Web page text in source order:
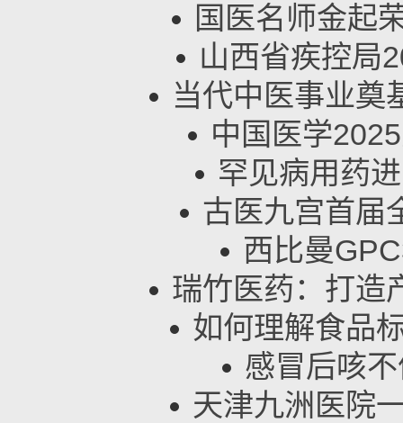
国医名师金起
山西省疾控局
当代中医事业
中国医学
罕见病用药
古医九宫首届
西比曼
瑞竹医药：打造
如何理解食品
感冒后咳
天津九洲医院